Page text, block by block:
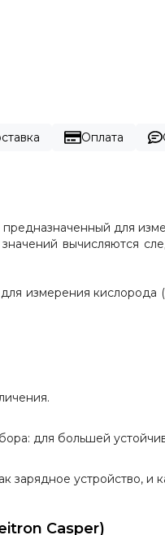
Оплата
для
вычисляются
измерения
для большей
устройство, и
Casper)